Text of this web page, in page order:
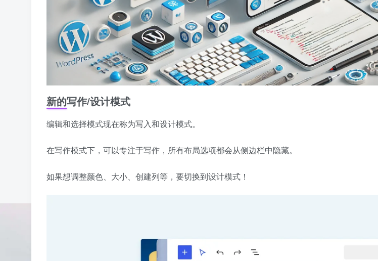
新的写作/设计模式
编辑和选择模式现在称为写入和设计模式。
在写作模式下，可以专注于写作，所有布局选项都会从侧边栏中隐藏。
如果想调整颜色、大小、创建列等，要切换到设计模式！